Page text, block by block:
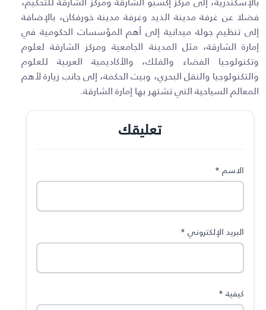
فضلا عن غرفة مدينة الذيد وغرفة مدينة خورفكان، بالإضافة
إلى تنظيم جولة ميدانية إلى أهم المؤسسات الحكومية في
إمارة الشارقة، مثل المدينة الجامعية ومركز الشارقة لعلوم
وتكنولوجيا الفضاء والفلك، والأكاديمية العربية للعلوم
والتكنولوجيا والنقل البحري، وبيت الحكمة، إلى جانب زيارة لأهم
المعالم السياحية التي تشتهر بها إمارة الشارقة.
تعليقك
الاسم *
البريد الإلكتروني *
كيفية *